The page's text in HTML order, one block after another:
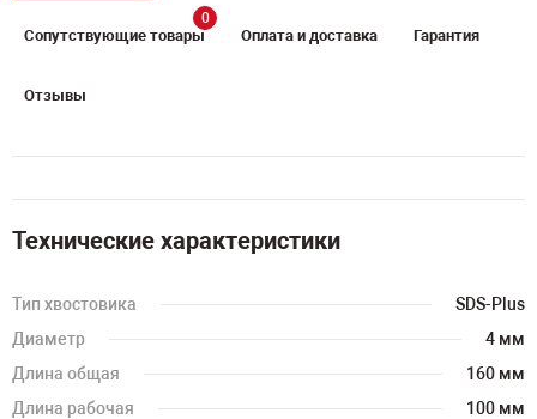
Сопутствующие товары
0
Оплата и доставка Гарантия
Отзывы
Технические характеристики
Тип хвостовика
SDS-Plus
Диаметр
4 мм
Длина общая
160 мм
Длина рабочая
100 мм